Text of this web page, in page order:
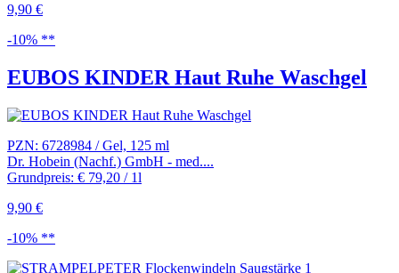
9,90 €
-10% **
EUBOS KINDER Haut Ruhe Waschgel
PZN: 6728984 / Gel, 125 ml
Dr. Hobein (Nachf.) GmbH - med....
Grundpreis: € 79,20 / 1l
9,90 €
-10% **